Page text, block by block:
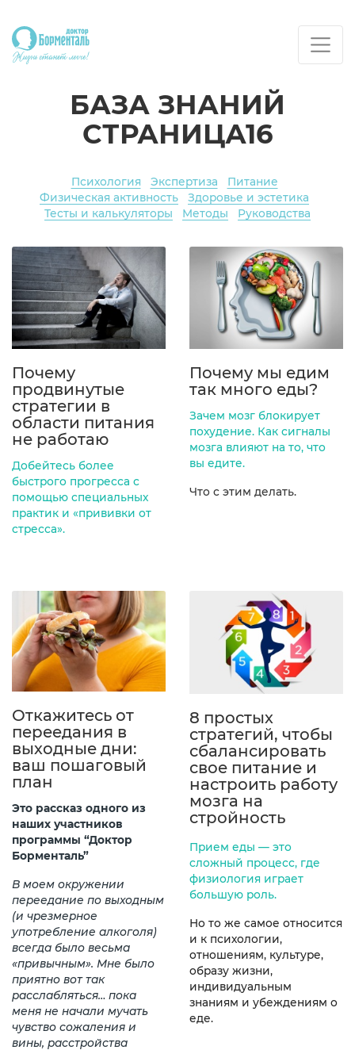
БАЗА ЗНАНИЙ
СТРАНИЦА16
Психология Экспертиза
Питание
Физическая активность
Здоровье и эстетика
Тесты и калькуляторы
Методы Руководства
Почему
продвинутые
стратегии в
области питания
не работаю
Добейтесь более
быстрого прогресса с
помощью специальных
практик и «прививки от
стресса».
Почему мы едим
так много еды?
Зачем мозг блокирует
похудение. Как сигналы
мозга влияют на то, что
вы едите.
Что с этим делать.
Откажитесь от
переедания в
выходные дни:
ваш пошаговый
план
Это рассказ одного из
наших участников
программы “Доктор
Борменталь”
В моем окружении
переедание по выходным
(и чрезмерное
употребление алкоголя)
всегда было весьма
«привычным». Мне было
приятно вот так
расслабляться… пока
меня не начали мучать
чувство сожаления и
вины, расстройства
8 простых
стратегий, чтобы
сбалансировать
свое питание и
настроить работу
мозга на
стройность
Прием еды — это
сложный процесс, где
физиология играет
большую роль.
Но то же самое относится
и к психологии,
отношениям, культуре,
образу жизни,
индивидуальным
знаниям и убеждениям о
еде.